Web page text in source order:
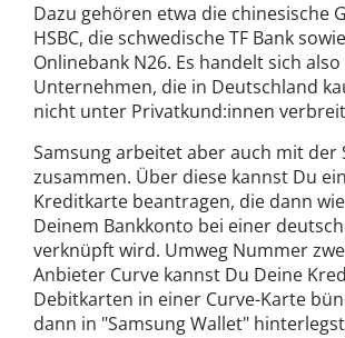
Dazu gehören etwa die chinesische
HSBC, die schwedische TF Bank
Onlinebank N26. Es handelt sich
Unternehmen, die in Deutschland
nicht unter Privatkund:innen
Samsung arbeitet aber auch mit der
zusammen. Über diese kannst Du
Kreditkarte beantragen, die dann
Deinem Bankkonto bei einer
verknüpft wird. Umweg Nummer
Anbieter Curve kannst Du Deine
Debitkarten in einer Curve-Karte
dann in "Samsung Wallet"